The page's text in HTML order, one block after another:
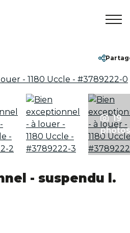
- suspendu l.
19
photos